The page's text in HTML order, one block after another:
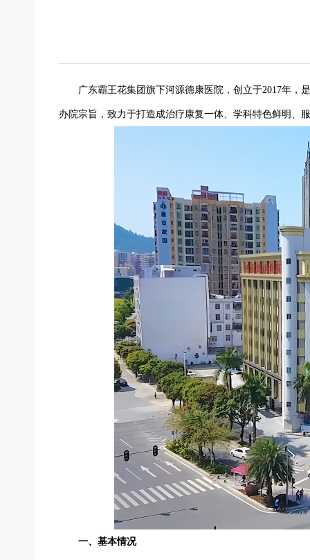
广东霸王花集团旗下河源德康医院，创立于2017年，
办院宗旨，致力于打造成治疗康复一体、学科特色鲜明、
一、基本情况